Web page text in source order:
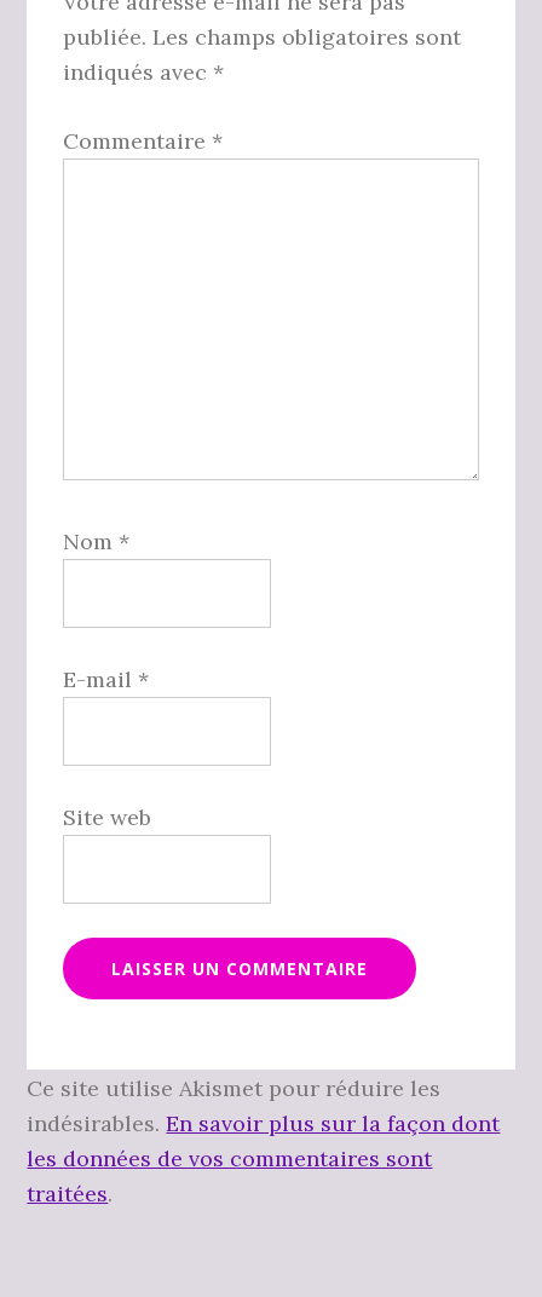
publiée. Les champs obligatoires sont
indiqués avec *
Commentaire *
Nom *
E-mail *
Site web
Ce site utilise Akismet pour réduire les
indésirables.En savoir plus sur la façon dont
les données de vos commentaires sont
traitées.